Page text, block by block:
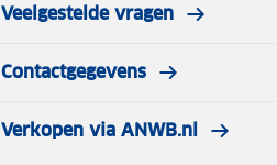
Veelgestelde vragen
Contactgegevens
Verkopen via ANWB.nl